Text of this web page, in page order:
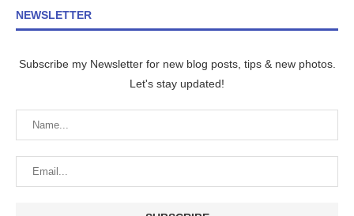
NEWSLETTER
Subscribe my Newsletter for new blog posts, tips & new photos.
Let's stay updated!